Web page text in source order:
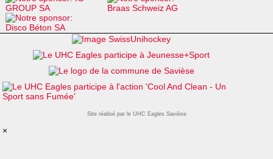
Site réalisé par le UHC Eagles Savièse
×